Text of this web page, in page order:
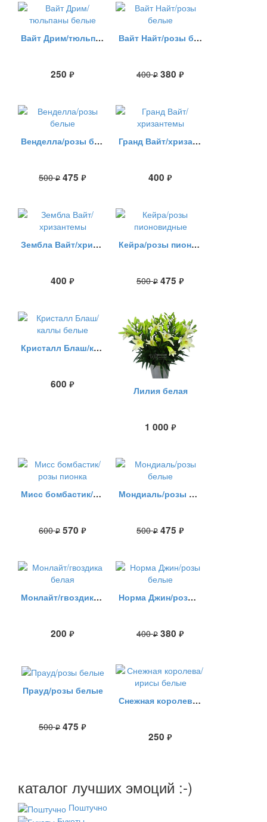
Вайт Дрим/тюльпаны белые
250 руб.
Вайт Найт/розы белые
400руб. 380 руб.
Венделла/розы белые
500руб. 475 руб.
Гранд Вайт/хризантемы
400 руб.
Зембла Вайт/хризантемы
400 руб.
Кейра/розы пионовидные
500руб. 475 руб.
Кристалл Блаш/каллы белые
600 руб.
Лилия белая
1 000 руб.
Мисс бомбастик/розы пионка
600руб. 570 руб.
Мондиаль/розы белые
500руб. 475 руб.
Монлайт/гвоздика белая
200 руб.
Норма Джин/розы белые
400руб. 380 руб.
Прауд/розы белые
500руб. 475 руб.
Снежная королева/ирисы белые
250 руб.
каталог лучших эмоций :-)
Поштучно